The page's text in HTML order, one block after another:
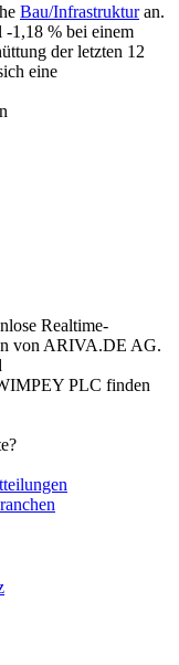
Bau/Infrastrukturan.
-1,18 % bei einem
der letzten 12
eine
Realtime-
von ARIVA.DE AG.
PLC finden